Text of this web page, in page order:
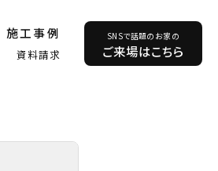
施工事例
資料請求
SNSで話題のお家の
ご来場はこちら